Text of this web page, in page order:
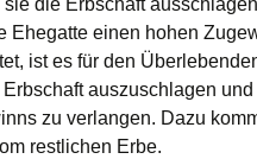
die Erbschaft
Ehegatte einen hohen
ist es für den
Erbschaft auszuschlagen
zu verlangen. Dazu
restlichen Erbe.